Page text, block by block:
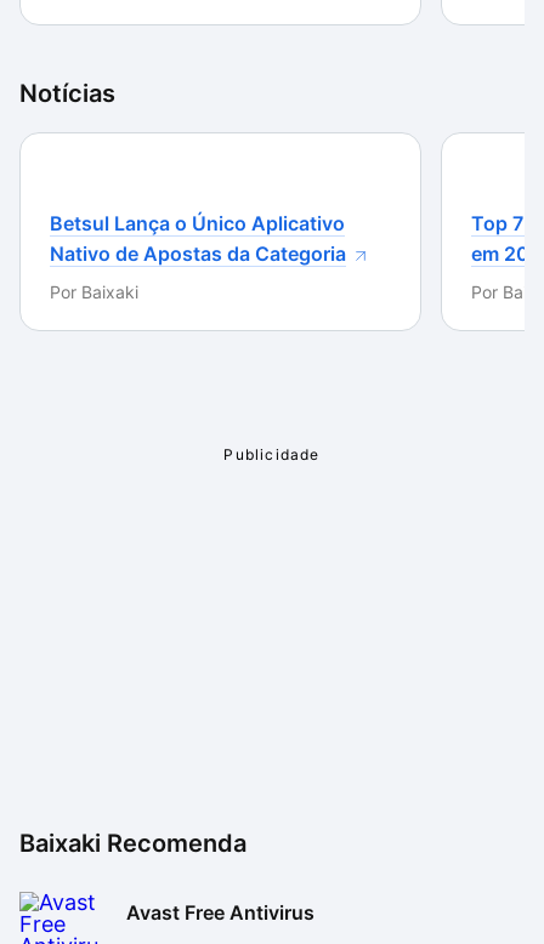
se ele atende às suas expectativas.
Notícias
Betsul Lança o Único Aplicativo
Nativo de Apostas da Categoria
Por Baixaki
Top 7
em
Por
Baixaki Recomenda
Avast Free Antivirus